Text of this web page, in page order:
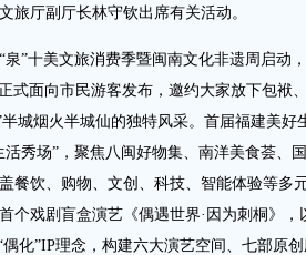
旅厅副厅长林守钦出席有关活动。
泉”十美文旅消费季暨闽南文化非遗周启动
面向市民游客发布，邀约大家放下包袱
半城烟火半城仙的独特风采。首届福建美好
秀场”，聚焦八闽好物集、南洋美食荟、
餐饮、购物、文创、科技、智能体验等多
个戏剧盲盒演艺《偶遇世界·因为刺桐》，
化”IP理念，构建六大演艺空间、七部原